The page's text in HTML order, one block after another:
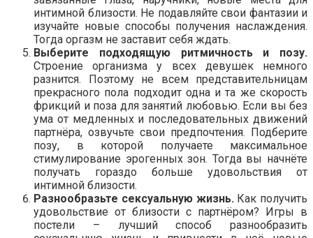
интимной близости. Не подавляйте свои фантазии и
изучайте новые способы получения наслаждения.
Тогда оргазм не заставит себя ждать.
Выберите подходящую ритмичность и позу.
Строение организма у всех девушек немного
разнится. Поэтому не всем представительницам
прекрасного пола подходит одна и та же скорость
фрикций и поза для занятий любовью. Если вы без
ума от медленных и последовательных движений
партнёра, озвучьте свои предпочтения. Подберите
позу, в которой получаете максимальное
стимулирование эрогенных зон. Тогда вы начнёте
получать гораздо больше удовольствия от
интимной близости.
Разнообразьте сексуальную жизнь.Как получить
удовольствие от близости с партнёром? Игры в
постели – лучший способ разнообразить